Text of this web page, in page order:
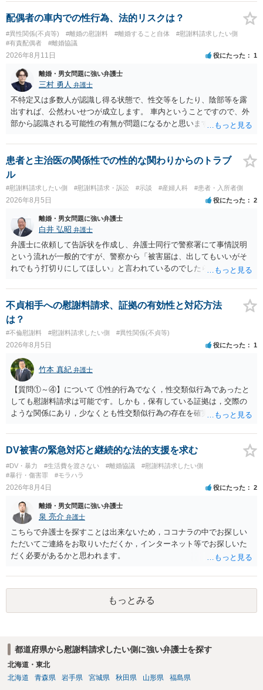
うことでしたら、ココナラ法律相談の「弁護士検索」で法テラス利用
可能な弁護士に直接お問い合わせください。
配偶者の車内での性行為、法的リスクは？
#異性関係(不貞等) #離婚の慰謝料 #離婚すること自体
#慰謝料請求したい側
#有責配偶者
#離婚協議
2026年8月11日 役にたった 1
離婚・男女問題に強い弁護士
三村 勇人 弁護士
不特定又は多数人が認識し得る状態で、性交等をしたり、陰部等を露
出すれば、公然わいせつが成立します。 車内ということですので、外
部から認識される可能性の有無が問題になるかと思います。
患者と主治医の関係性での性的な関わりからのトラブ
ル
#慰謝料請求したい側 #慰謝料請求・訴訟 #示談 #産婦人科 #患者・入所者側
2026年8月5日 役にたった 2
離婚・男女問題に強い弁護士
白井 弘昭 弁護士
弁護士に依頼して告訴状を作成し、弁護士同行で警察署にて事情説明
という流れが一般的ですが、警察から「被害届は、出してもいいがそ
れでもう打切りにしてほしい」と言われているのでしたら、あまり結
検察庁に訴えるのもありかもしれないですが、実際に捜査をするの
は、結局所轄だと思われますので、やはり結論は変わらないかもしれ
ないです。 一度、最寄りの「刑事に強い」とうたっている弁護士に相
談してみてはいかがでしょうか。 以上、ご参考まで。
不貞相手への慰謝料請求、証拠の有効性と対応方法
は？
#不倫慰謝料 #慰謝料請求したい側 #異性関係(不貞等)
2026年8月5日 役にたった 1
竹本 真紀 弁護士
【質問①～④】について ①性的行為でなく，性交類似行為であったと
しても慰謝料請求は可能です。しかも，保有している証拠は，交際の
ような関係にあり，少なくとも性交類似行為の存在を確実に証明でき
ことを窺わせるものです。）。ですから，慰謝料請求を進めることで
よいと思います。 ただ．慰謝料額については，婚姻破綻に至っていな
いとして，この点を考慮されることになるかもしれません。 ②夫との
今後のことを考えて書いてもらうか否かを検討するのがよいと思いま
す。今ある証拠以上のことを証明（証明力を強めることも含む）でき
う。慰謝料請求としては証拠として使えることが前提であり，その価
値と夫との関係との均衡のように思います。 ③行政書士に委任をして
いるのであれば，どのような内容の委任なのか不明ですが，その行政
書士との協議になると思います。請求するか，訴訟にするか，その点
の見極めや，相手方は性交類似行為は認めているのか，それさえも否
す。 ④性交類似行為を認めているにもかかわらず支払を拒否するので
あれば，本人（行政書士でも同じだと思います。）への対応ではあま
り変わらないように思います。減額で折り合えるなら本人様の交渉で
もよいように思いますが，ゼロかどうかの観点であれば，訴訟に進む
DV被害の緊急対応と継続的な法的支援を求む
#DV・暴力 #生活費を渡さない #離婚協議
#慰謝料請求したい側
#暴行・傷害罪
#モラハラ
2026年8月4日 役にたった 2
離婚・男女問題に強い弁護士
泉 亮介 弁護士
こちらで弁護士を探すことは出来ないため，ココナラの中でお探しい
ただいてご連絡をお取りいただくか，インターネット等でお探しいた
だく必要があるかと思われます。
もっとみる
都道府県から慰謝料請求したい側に強い弁護士を探す
北海道・東北
北海道
青森県 岩手県 宮城県 秋田県 山形県 福島県